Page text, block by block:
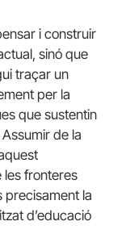
i construir
sinó que
traçar un
per la
que sustentin
de la
les fronteres
precisament la
d’educació